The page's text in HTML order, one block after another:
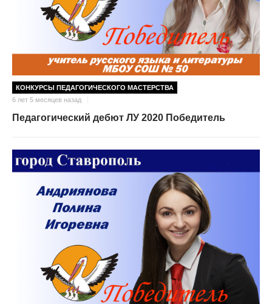
КОНКУРСЫ ПЕДАГОГИЧЕСКОГО МАСТЕРСТВА
6 лет 5 месяцев назад
Педагогический дебют ЛУ 2020 Победитель